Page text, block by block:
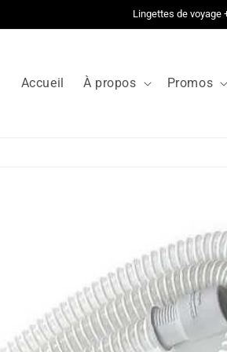
Lingettes de voyage
Accueil À propos Promos